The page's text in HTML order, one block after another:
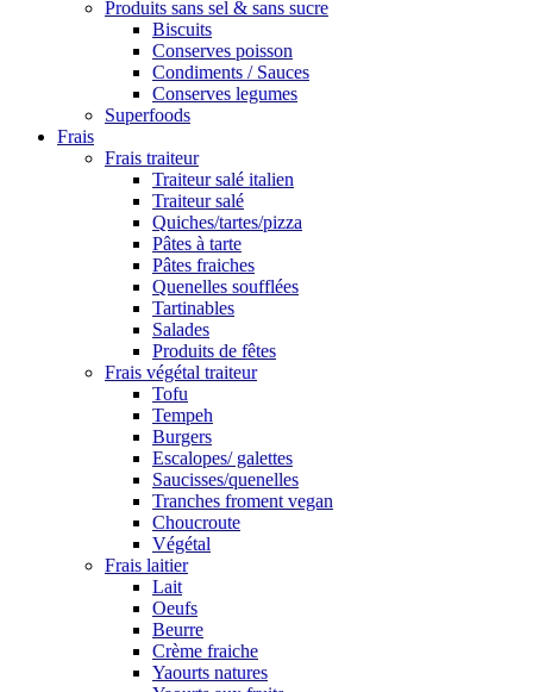
Produits sans sel & sans sucre
Biscuits
Conserves poisson
Condiments / Sauces
Conserves legumes
Superfoods
Frais
Frais traiteur
Traiteur salé italien
Traiteur salé
Quiches/tartes/pizza
Pâtes à tarte
Pâtes fraiches
Quenelles soufflées
Tartinables
Salades
Produits de fêtes
Frais végétal traiteur
Tofu
Tempeh
Burgers
Escalopes/ galettes
Saucisses/quenelles
Tranches froment vegan
Choucroute
Végétal
Frais laitier
Lait
Oeufs
Beurre
Crème fraiche
Yaourts natures